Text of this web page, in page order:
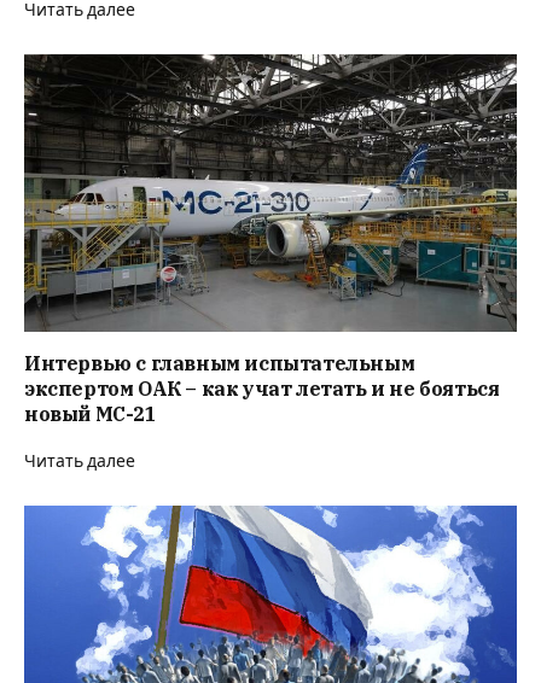
Читать далее
Интервью с главным испытательным
экспертом ОАК – как учат летать и не бояться
новый MC-21
Читать далее